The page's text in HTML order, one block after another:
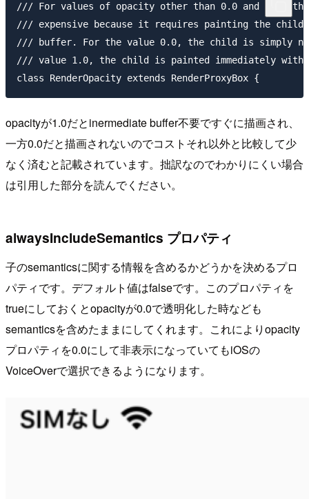
/// For values of opacity other than 0.0 and 1.0,
/// expensive because it requires painting the child
/// buffer. For the value 0.0, the child is simply
/// value 1.0, the child is painted immediately
opacityが1.0だとinermediate buffer不要ですぐに描画され、
一方0.0だと描画されないのでコストそれ以外と比較して少
なく済むと記載されています。拙訳なのでわかりにくい場合
は引用した部分を読んでください。
alwaysIncludeSemantics プロパティ
子のsemanticsに関する情報を含めるかどうかを決めるプロ
パティです。デフォルト値はfalseです。このプロパティを
trueにしておくとopacityが0.0で透明化した時なども
semanticsを含めたままにしてくれます。これによりopacity
プロパティを0.0にして非表示になっていてもiOSの
VoiceOverで選択できるようになります。